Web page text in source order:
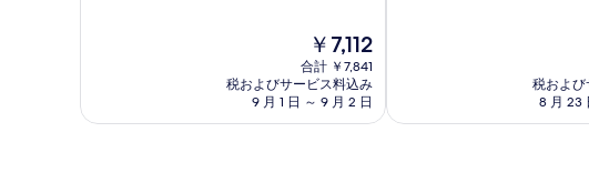
素
現
在
の
料
金
￥7,112
合計 ￥7,841
税およびサービス料込み
9 月 1 日 ～ 9 月 2 日
良
税およ
8 月 23